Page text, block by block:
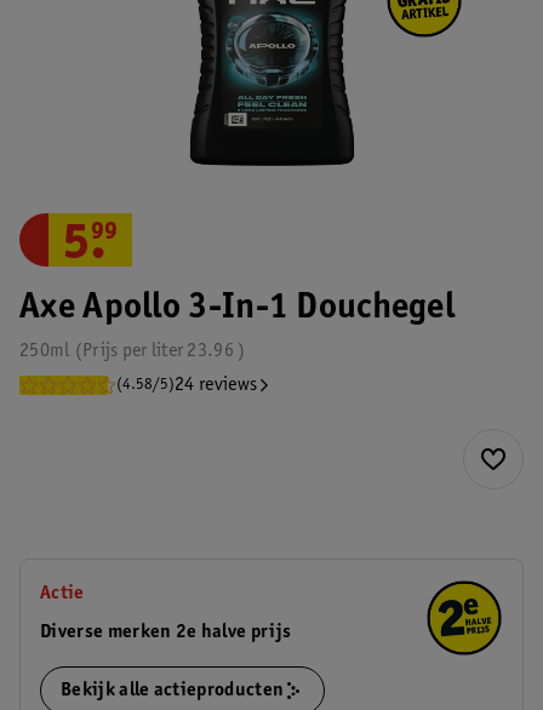
Axe Apollo 3-In-1 Douchegel
250ml 23.96
Prijs per liter
(4.58/5)24 reviews
5.
99
Actie
Diverse merken 2e halve prijs
Bekijk alle actieproducten